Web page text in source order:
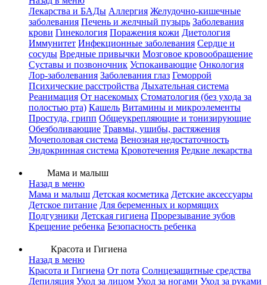
Лекарства и БАДы Аллергия Желудочно-кишечные
заболевания Печень и желчный пузырь Заболевания
крови Гинекология Поражения кожи Диетология
Иммунитет Инфекционные заболевания Сердце и
сосуды Вредные привычки Мозговое кровообращение
Суставы и позвоночник Успокаивающие Онкология
Лор-заболевания Заболевания глаз Геморрой
Психические расстройства Дыхательная система
Реанимация От насекомых Стоматология (без ухода за
полостью рта) Кашель Витамины и микроэлементы
Простуда, грипп Общеукрепляющие и тонизирующие
Обезболивающие Травмы, ушибы, растяжения
Мочеполовая система Венозная недостаточность
Эндокринная система Кровотечения Редкие лекарства
Мама и малыш
Назад в меню
Мама и малыш Детская косметика Детские аксессуары
Детское питание Для беременных и кормящих
Подгузники Детская гигиена Прорезывание зубов
Крещение ребенка Безопасность ребенка
Красота и Гигиена
Назад в меню
Красота и Гигиена От пота Солнцезащитные средства
Депиляция Уход за лицом Уход за ногами Уход за руками